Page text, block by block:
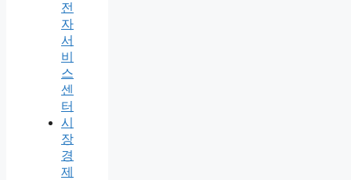
전
자
서
비
스
센
터
시
장
경
제